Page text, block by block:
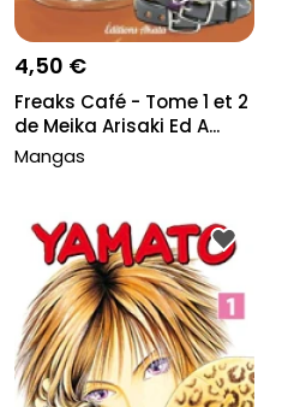
4,50 €
Freaks Café - Tome 1 et 2
de Meika Arisaki Ed A...
Mangas